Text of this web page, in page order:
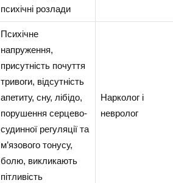
психічні розлади
Психічне
напруження,
присутність почуття
тривоги, відсутність
апетиту, сну, лібідо,
порушення серцево-
судинної регуляції та
м’язового тонусу,
болю, викликають
пітливість
Нарколог і
невролог